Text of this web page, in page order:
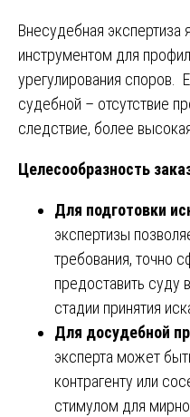
Внесудебная экспертиза
инструментом для
урегулирования споров.
судебной – отсутствие
следствие, более
Целесообразность
Для подготовки
экспертизы
требования, точно
предоставить
стадии принятия
Для досудебной
эксперта может
контрагенту или
стимулом для